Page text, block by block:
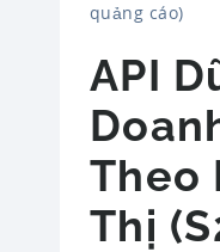
quảng cáo)
API
Theo
Thị